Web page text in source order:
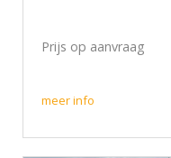
Prijs op aanvraag
meer info